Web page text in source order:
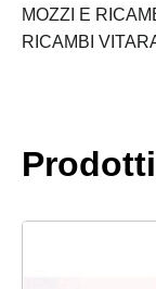
quantità
MOZZI E
RICAMBI